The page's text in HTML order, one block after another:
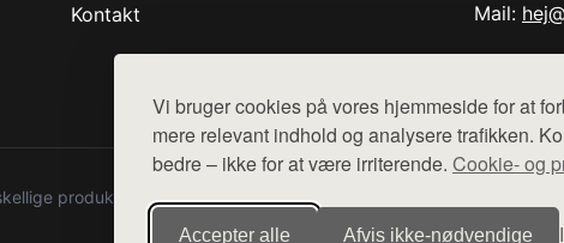
Vi bruger cookies på vores hjemmeside for at
mere relevant indhold og analysere trafikken.
bedre – ikke for at være irriterende. Cookie- og
Accepter alle Afvis ikke‑nødvendige
Kontakt
Mail:
produkter fra diverse webshops. Der sælges ikke varer fra